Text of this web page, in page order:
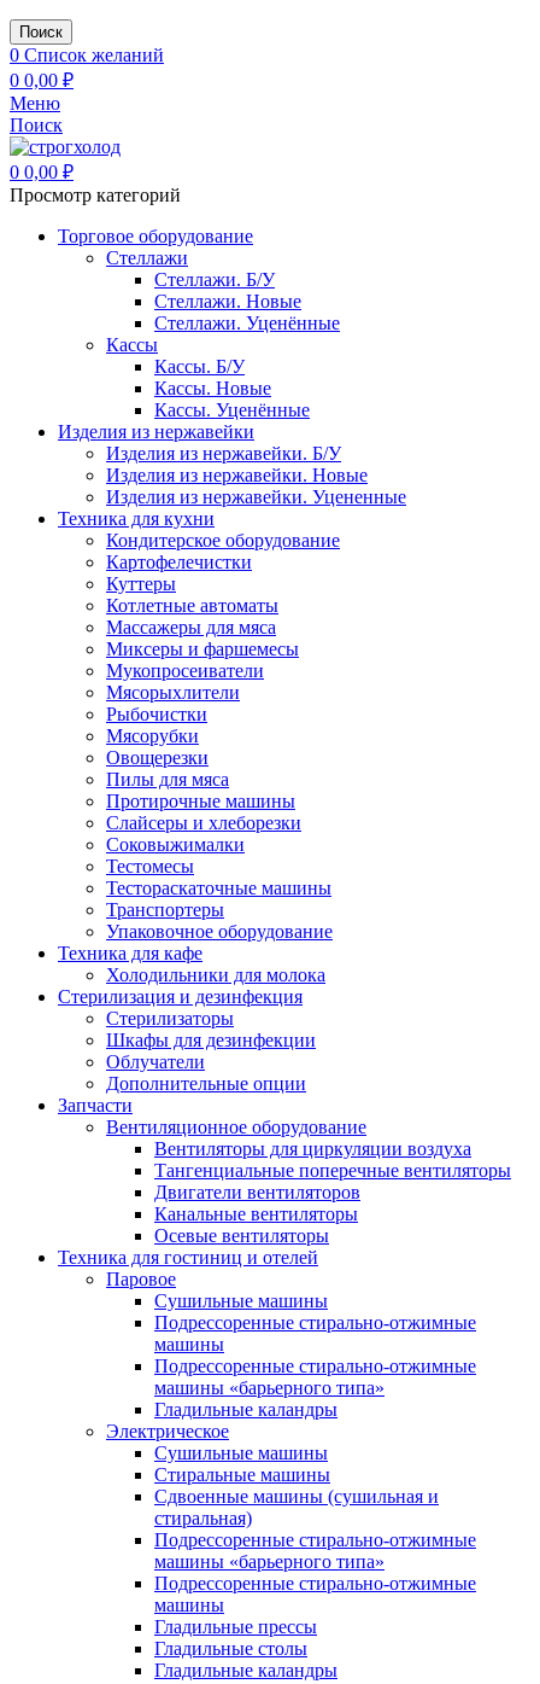
Поиск
0 Список желаний
0 0,00 ₽
Меню
Поиск
0 0,00 ₽
Просмотр категорий
Торговое оборудование
Стеллажи
Стеллажи. Б/У
Стеллажи. Новые
Стеллажи. Уценённые
Кассы
Кассы. Б/У
Кассы. Новые
Кассы. Уценённые
Изделия из нержавейки
Изделия из нержавейки. Б/У
Изделия из нержавейки. Новые
Изделия из нержавейки. Уцененные
Техника для кухни
Кондитерское оборудование
Картофелечистки
Куттеры
Котлетные автоматы
Массажеры для мяса
Миксеры и фаршемесы
Мукопросеиватели
Мясорыхлители
Рыбочистки
Мясорубки
Овощерезки
Пилы для мяса
Протирочные машины
Слайсеры и хлеборезки
Соковыжималки
Тестомесы
Тестораскаточные машины
Транспортеры
Упаковочное оборудование
Техника для кафе
Холодильники для молока
Стерилизация и дезинфекция
Стерилизаторы
Шкафы для дезинфекции
Облучатели
Дополнительные опции
Запчасти
Вентиляционное оборудование
Вентиляторы для циркуляции воздуха
Тангенциальные поперечные вентиляторы
Двигатели вентиляторов
Канальные вентиляторы
Осевые вентиляторы
Техника для гостиниц и отелей
Паровое
Cушильные машины
Подрессоренные стирально-отжимные
машины
Подрессоренные стирально-отжимные
машины «барьерного типа»
Гладильные каландры
Электрическое
Сушильные машины
Стиральные машины
Сдвоенные машины (сушильная и
стиральная)
Подрессоренные стирально-отжимные
машины «барьерного типа»
Подрессоренные стирально-отжимные
машины
Гладильные прессы
Гладильные столы
Гладильные каландры